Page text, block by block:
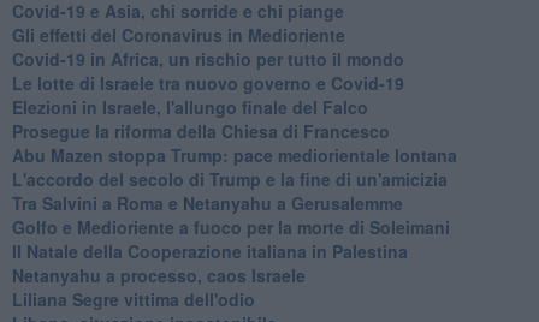
Covid-19 e Asia, chi sorride e chi piange
Gli effetti del Coronavirus in Medioriente
Covid-19 in Africa, un rischio per tutto il mondo
Le lotte di Israele tra nuovo governo e Covid-19
Elezioni in Israele, l'allungo finale del Falco
Prosegue la riforma della Chiesa di Francesco
Abu Mazen stoppa Trump: pace mediorientale lontana
L'accordo del secolo di Trump e la fine di un'amicizia
Tra Salvini a Roma e Netanyahu a Gerusalemme
Golfo e Medioriente a fuoco per la morte di Soleimani
Il Natale della Cooperazione italiana in Palestina
Netanyahu a processo, caos Israele
Liliana Segre vittima dell'odio